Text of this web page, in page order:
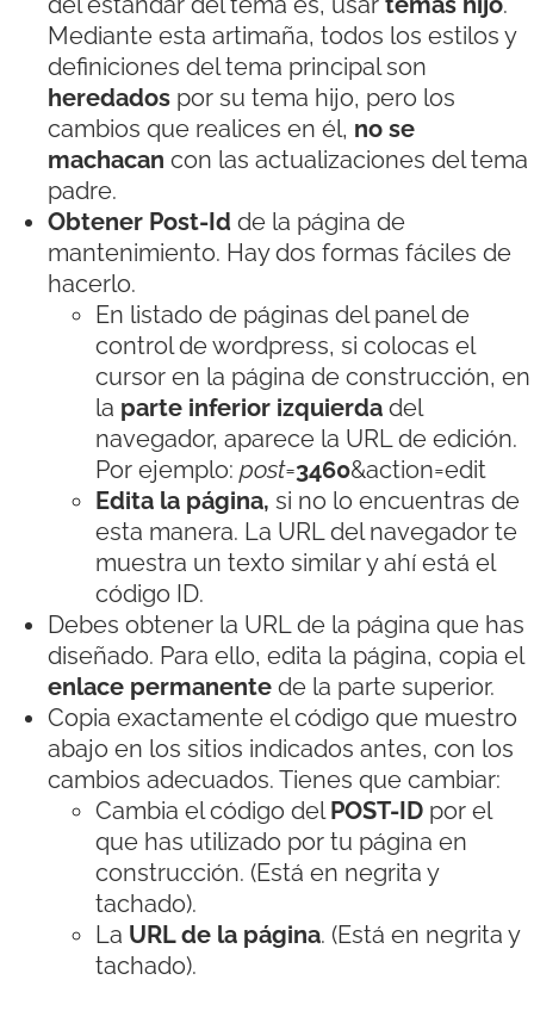
Mediante esta artimaña, todos los estilos y
definiciones del tema principal son
heredados por su tema hijo, pero los
cambios que realices en él, no se
machacan con las actualizaciones del tema
padre.
Obtener Post-Id de la página de
mantenimiento. Hay dos formas fáciles de
hacerlo.
En listado de páginas del panel de
control de wordpress, si colocas el
cursor en la página de construcción, en
la parte inferior izquierda del
navegador, aparece la URL de edición.
Por ejemplo: post=3460&action=edit
Edita la página, si no lo encuentras de
esta manera. La URL del navegador te
muestra un texto similar y ahí está el
código ID.
Debes obtener la URL de la página que has
diseñado. Para ello, edita la página, copia el
enlace permanente de la parte superior.
Copia exactamente el código que muestro
abajo en los sitios indicados antes, con los
cambios adecuados. Tienes que cambiar:
Cambia el código delPOST-ID por el
que has utilizado por tu página en
construcción. (Está en negrita y
tachado).
La URL de la página. (Está en negrita y
tachado).